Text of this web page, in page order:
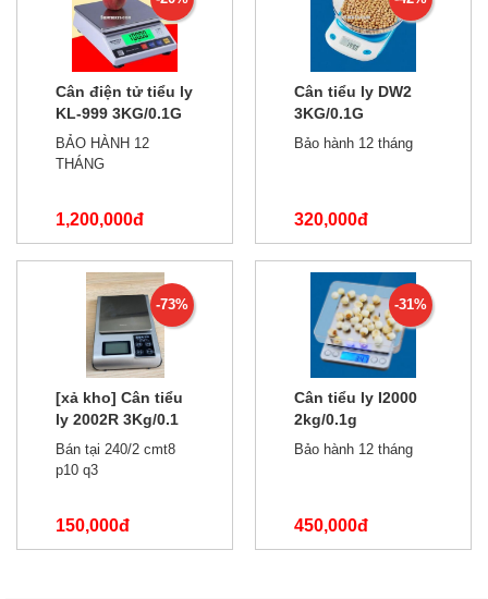
Cân điện tử tiểu ly
KL-999 3KG/0.1G
BẢO HÀNH 12
THÁNG
1,200,000đ
1,500,000đ
Cân tiểu ly DW2
3KG/0.1G
Bảo hành 12 tháng
320,000đ
550,000đ
-73%
[xả kho] Cân tiểu
ly 2002R 3Kg/0.1
phiên bản tiếng
trung
Bán tại 240/2 cmt8
p10 q3
150,000đ
550,000đ
-31%
Cân tiểu ly I2000
2kg/0.1g
Bảo hành 12 tháng
450,000đ
650,000đ